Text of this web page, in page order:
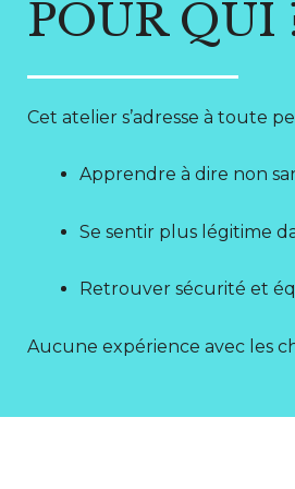
POUR QUI
Cet atelier s’adresse à toute
Apprendre à dire non
Se sentir plus légitime
Retrouver sécurité et
Aucune expérience avec les